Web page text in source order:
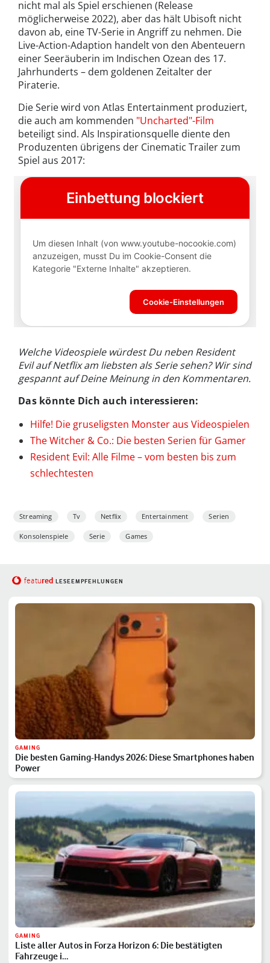
nicht mal als Spiel erschienen (Release
möglicherweise 2022), aber das hält Ubisoft nicht
davon ab, eine TV-Serie in Angriff zu nehmen. Die
Live-Action-Adaption handelt von den Abenteuern
einer Seeräuberin im Indischen Ozean des 17.
Jahrhunderts – dem goldenen Zeitalter der
Piraterie.
Die Serie wird von Atlas Entertainment produziert,
die auch am kommenden "Uncharted"-Film
beteiligt sind. Als Inspirationsquelle diente den
Produzenten übrigens der Cinematic Trailer zum
Spiel aus 2017:
Welche Videospiele würdest Du neben Resident
Evil auf Netflix am liebsten als Serie sehen? Wir sind
gespannt auf Deine Meinung in den Kommentaren.
Das könnte Dich auch interessieren:
Hilfe! Die gruseligsten Monster aus Videospielen
The Witcher & Co.: Die besten Serien für Gamer
Resident Evil: Alle Filme – vom besten bis zum
schlechtesten
Streaming Tv Netflix Entertainment Serien
Konsolenspiele Serie Games
featured LESEEMPFEHLUNGEN
GAMING
Die besten Gaming-Handys 2026: Diese Smartphones haben
Power
GAMING
Liste aller Autos in Forza Horizon 6: Die bestätigten
Fahrzeuge i…